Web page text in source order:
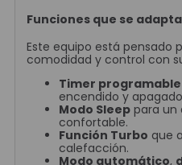
Funciones que se
Este equipo está pensado
comodidad y control con
Timer programable
encendido y
Modo Sleep para un
confortable.
Función Turbo que
calefacción.
Modo automático,